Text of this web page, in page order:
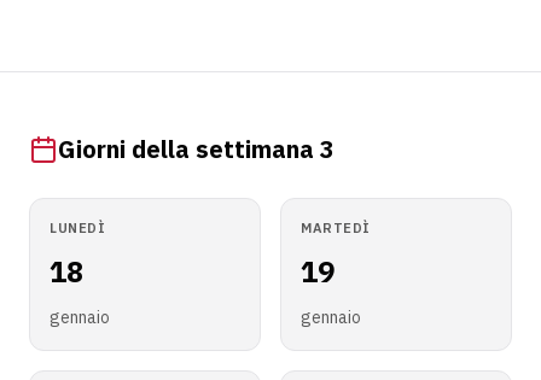
Giorni della settimana 3
LUNEDÌ
18
gennaio
MARTEDÌ
19
gennaio